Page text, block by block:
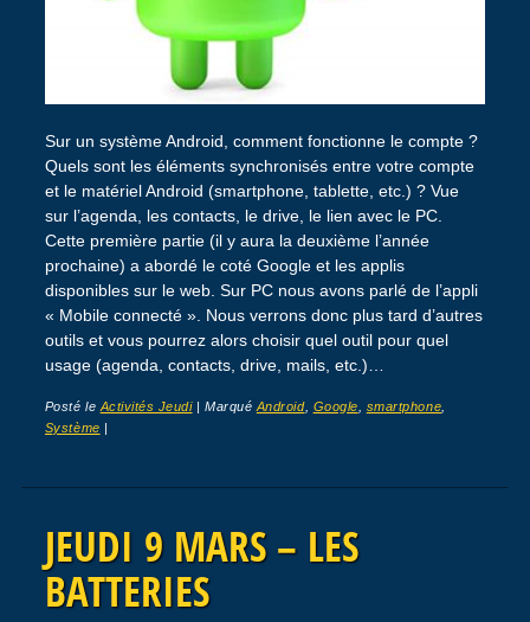
Sur un système Android, comment fonctionne le compte ?
Quels sont les éléments synchronisés entre votre compte
et le matériel Android (smartphone, tablette, etc.) ? Vue
sur l’agenda, les contacts, le drive, le lien avec le PC.
Cette première partie (il y aura la deuxième l’année
prochaine) a abordé le coté Google et les applis
disponibles sur le web. Sur PC nous avons parlé de l’appli
« Mobile connecté ». Nous verrons donc plus tard d’autres
outils et vous pourrez alors choisir quel outil pour quel
usage (agenda, contacts, drive, mails, etc.)…
Posté le Activités Jeudi |Marqué Android, Google smartphone
Système
JEUDI 9 MARS – LES
BATTERIES